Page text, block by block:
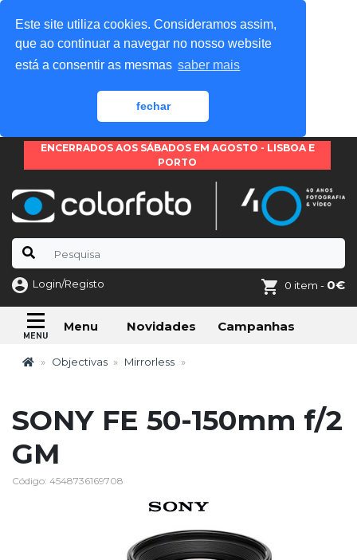
Este site utiliza cookies. Consideramos assim,
que ao continuar a navegar no nosso website
está a consentir as mesmas saber mais
fechar
ENCERRADOS AOS SÁBADOS EM AGOSTO - LISBOA E
PORTO
Login/Registo 0 item - 0€
Menu Novidades Campanhas
Objectivas Mirrorless
SONY FE 50-150mm f/2
GM
Código: 4548736169708